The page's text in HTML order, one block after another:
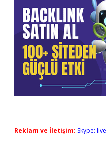
Reklam ve İletişim: Skype: